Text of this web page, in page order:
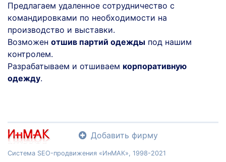
Предлагаем удаленное сотрудничество с
командировками по необходимости на
производство и выставки.
Возможен отшив партий одежды под нашим
контролем.
Разрабатываем и отшиваем корпоративную
одежду.
Добавить фирму
Система SEO-продвижения «ИнМАК», 1998-2021